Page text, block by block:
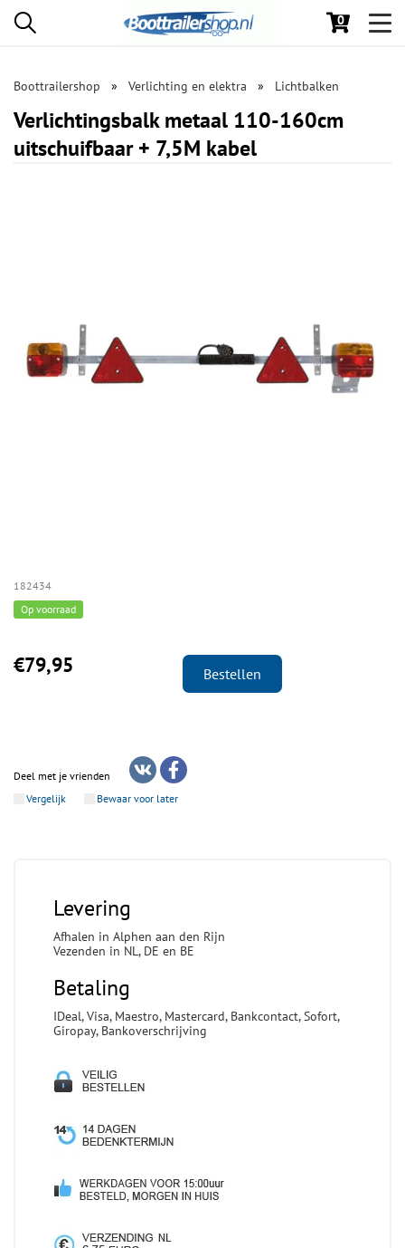
0
Boottrailershop Verlichting en elektra Lichtbalken
Verlichtingsbalk metaal 110-160cm
uitschuifbaar + 7,5M kabel
182434
Op voorraad
€79,95 Bestellen
Deel met je vrienden
Vergelijk
Bewaar voor later
Levering
Afhalen in Alphen aan den Rijn
Vezenden in NL, DE en BE
Betaling
IDeal, Visa, Maestro, Mastercard, Bankcontact, Sofort,
Giropay, Bankoverschrijving